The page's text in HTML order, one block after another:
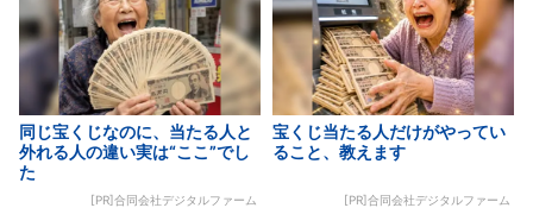
同じ宝くじなのに、当たる人と
外れる人の違い実は“ここ”でし
た
[PR]合同会社デジタルファーム
宝くじ当たる人だけがやってい
ること、教えます
[PR]合同会社デジタルファーム